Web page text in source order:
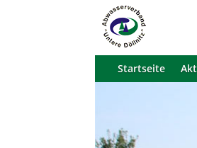
Startseite